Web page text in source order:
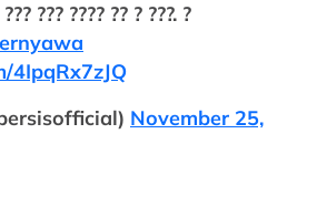
??? ???? ?? ? ???. ?
4IpqRx7zJQ
November 25,